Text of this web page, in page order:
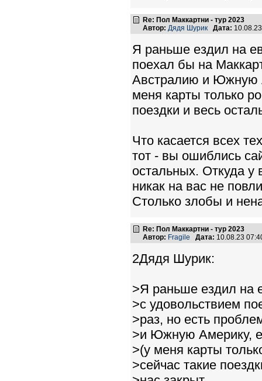
Re: Пол Маккартни - тур 2023
Автор: Дядя Шурик Дата:
Я раньше ездил на
поехал бы на
Австралию и Южную
меня карты только
поездки и весь
Что касается всех
тот - вы ошиблись
остальных. Откуда у
никак на вас не
Столько злобы и
Re: Пол Маккартни - тур 2023
Автор: Fragile Дата: 10.08.23
2Дядя Шурик:
>Я раньше ездил на
>с удовольствием
>раз, но есть
>и Южную Америку,
>(у меня карты
>сейчас такие